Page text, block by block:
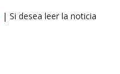
| Si desea leer la noticia